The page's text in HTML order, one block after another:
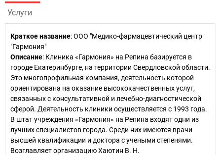
Услуги
Краткое название:ООО "Медико-фармацевтический центр
"Гармония"
Описание: Клиника «Гармония» на Репина базируется в
городе Екатеринбурге, на территории Свердловской области.
Это многопрофильная компания, деятельность которой
ориентирована на оказание высококачественных услуг,
связанных с консультативной и лечебно-диагностической
сферой. Деятельность клиники осуществляется с 1993 года.
В штат учреждения «Гармония» на Репина входят одни из
лучших специалистов города. Среди них имеются врачи
высшей квалификации и доктора с учеными степенями.
Возглавляет организацию Хаютин В. Н.